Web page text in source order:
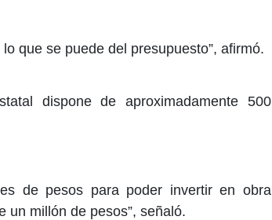
que se puede del presupuesto”, afirmó.
dispone de aproximadamente 500
de pesos para poder invertir en obra
un millón de pesos”, señaló.